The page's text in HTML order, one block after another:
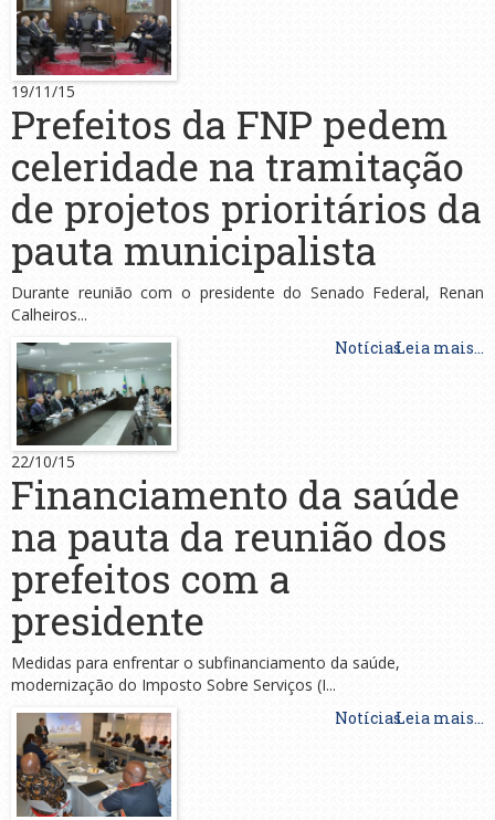
19/11/15
Prefeitos da FNP pedem
celeridade na tramitação
de projetos prioritários da
pauta municipalista
Durante reunião com o presidente do Senado Federal, Renan
Calheiros...
NotíciasLeia mais...
22/10/15
Financiamento da saúde
na pauta da reunião dos
prefeitos com a
presidente
Medidas para enfrentar o subfinanciamento da saúde,
modernização do Imposto Sobre Serviços (I...
NotíciasLeia mais...